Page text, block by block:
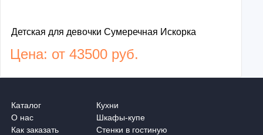
Детская для девочки Сумеречная Искорка
Цена: от 43500 руб.
Каталог
О нас
Как заказать
Кухни
Шкафы-купе
Стенки в гостиную